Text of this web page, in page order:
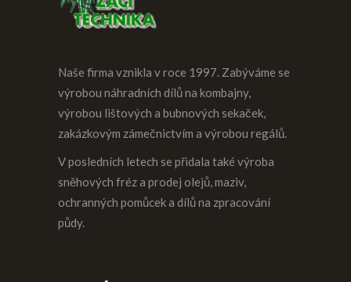
Naše firma vznikla v roce 1997. Zabýváme se
výrobou náhradních dílů na kombajny,
výrobou lištových a bubnových sekaček,
zakázkovým zámečnictvím a výrobou regálů.
V posledních letech se přidala také výroba
sněhových fréz a prodej olejů, maziv,
ochranných pomůcek a dílů na zpracování
půdy.